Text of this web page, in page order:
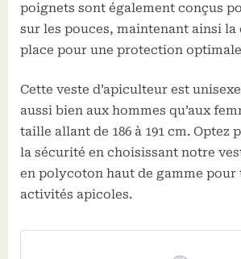
poignets sont également conçus
sur les pouces, maintenant ainsi
place pour une protection
Cette veste d’apiculteur est
aussi bien aux hommes qu’aux
taille allant de 186 à 191 cm. Optez
la sécurité en choisissant notre
en polycoton haut de gamme pour
activités apicoles.